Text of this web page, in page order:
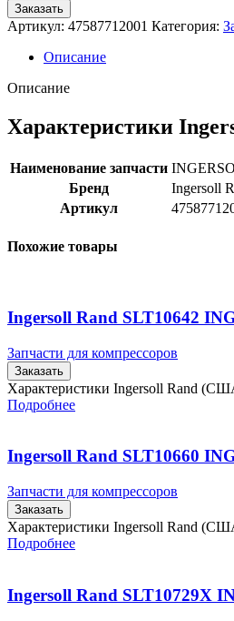
Заказать
Артикул: 47587712001 Категория:
Описание
Описание
Характеристики
Наименование запчасти
Бренд
Ingersoll
Артикул
Похожие товары
Ingersoll Rand SLT10642
Запчасти для компрессоров
Заказать
Характеристики Ingersoll Rand
Подробнее
Ingersoll Rand SLT10660
Запчасти для компрессоров
Заказать
Характеристики Ingersoll Rand
Подробнее
Ingersoll Rand SLT10729X